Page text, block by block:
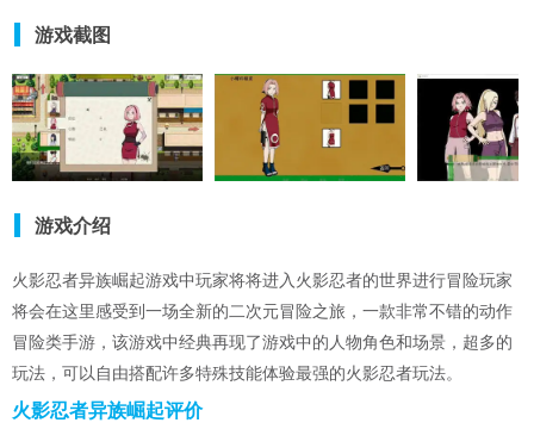
游戏截图
游戏介绍
火影忍者异族崛起游戏中玩家将将进入火影忍者的世界进行冒险玩家
将会在这里感受到一场全新的二次元冒险之旅，一款非常不错的动作
冒险类手游，该游戏中经典再现了游戏中的人物角色和场景，超多的
玩法，可以自由搭配许多特殊技能体验最强的火影忍者玩法。
火影忍者异族崛起评价